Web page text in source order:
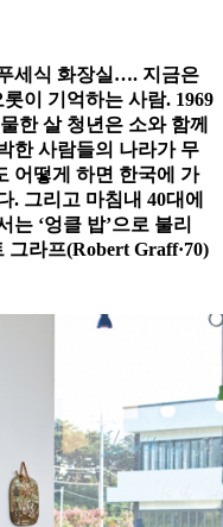
세식 화장실…. 지금은
이 기억하는 사람. 1969
한 살 청년은 소와 함께
한 사람들의 나라가 무
어떻게 하면 한국에 가
. 그리고 마침내 40대에
‘엉클 밥’으로 불리
라프(Robert Graff·70)